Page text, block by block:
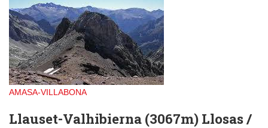
AMASA-VILLABONA
Llauset-Valhibierna (3067m) Llosas /